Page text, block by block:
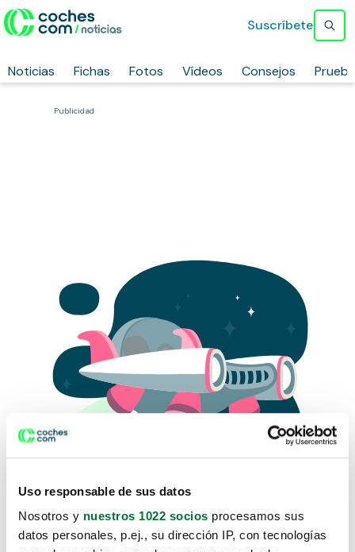
Uso responsable de sus datos
Nosotros y nuestros 1022 socios procesamos sus
datos personales, p.ej., su dirección IP, con tecnologías
Noticias Fichas Fotos Vídeos Consejos
Suscríbete
Publicidad